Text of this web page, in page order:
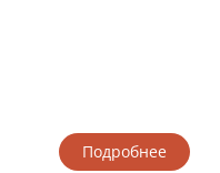
Подробнее